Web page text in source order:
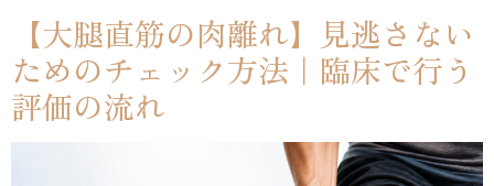
【大腿直筋の肉離れ】見逃さない
ためのチェック方法｜臨床で行う
評価の流れ